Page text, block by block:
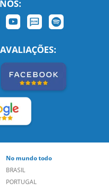
No mundo todo
BRASIL